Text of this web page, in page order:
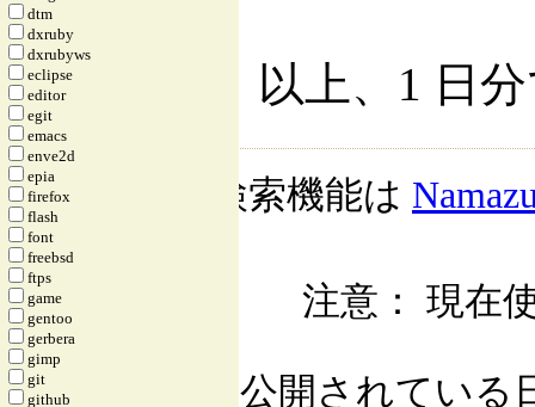
以上、1 日
dtm
dxruby
dxrubyws
eclipse
editor
egit
emacs
enve2d
epia
firefox
flash
font
freebsd
ftps
game
gentoo
gerbera
gimp
git
github
検索機能は
注意： 現在
公開されている